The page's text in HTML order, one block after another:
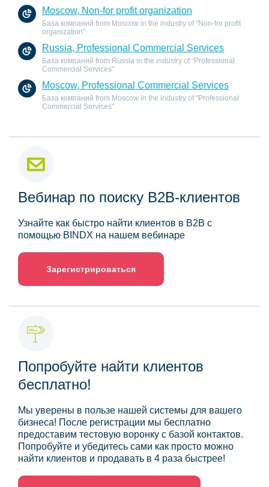
Moscow, Non-for profit organization
База компаний from Moscow in the industry of "Non-for profit
organization"
Russia, Professional Commercial Services
База компаний from Russia in the industry of "Professional
Commercial Services"
Moscow, Professional Commercial Services
База компаний from Moscow in the industry of "Professional
Commercial Services"
Вебинар по поиску B2B-клиентов
Узнайте как быстро найти клиентов в B2B с
помощью BINDX на нашем вебинаре
Зарегистрироваться
Попробуйте найти клиентов
бесплатно!
Мы уверены в пользе нашей системы для вашего
бизнеса! После регистрации мы бесплатно
предоставим тестовую воронку с базой контактов.
Попробуйте и убедитесь сами как просто можно
найти клиентов и продавать в 4 раза быстрее!